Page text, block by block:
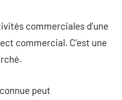
commerciales d’une
commercial. C’est une
peut